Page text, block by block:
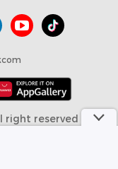
right reserved